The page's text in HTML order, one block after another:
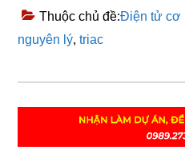
Thuộc chủ đề:Điện tử cơ
nguyên lý,triac